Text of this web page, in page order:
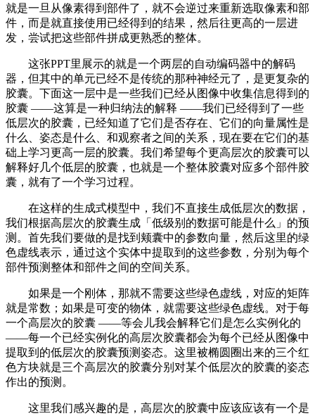
就是一旦从像素得到部件了，就不会逆过来重新选取像素和部
件，而是就直接使用已经得到的结果，然后往更高的一层进
发，尝试把这些部件拼成更熟悉的整体。
这张PPT里展示的就是一个两层的自动编码器中的解码
器，但其中的单元已经不是传统的那种神经元了，是更复杂的
胶囊。下面这一层中是一些我们已经从图像中收集信息得到的
胶囊 ——这算是一种归纳法的解释 ——我们已经得到了一些
低层次的胶囊，已经知道了它们是否存在、它们的向量属性是
什么、姿态是什么、和观察者之间的关系，现在要在它们的基
础上学习更高一层的胶囊。我们希望每个更高层次的胶囊可以
解释好几个低层的胶囊，也就是一个整体胶囊对应多个部件胶
囊，就有了一个学习过程。
在这样的生成式模型中，我们不直接生成低层次的数据，
我们根据高层次的胶囊生成「低级别的数据可能是什么」的预
测。首先我们要做的是找到颊囊中的参数向量，然后这里的绿
色虚线表示，通过这个实体中提取到的这些参数，分别为每个
部件预测整体和部件之间的空间关系。
如果是一个刚体，那就不需要这些绿色虚线，对应的矩阵
就是常数；如果是可变的物体，就需要这些绿色虚线。对于每
一个高层次的胶囊 ——等会儿我会解释它们是怎么实例化的
——每一个已经实例化的高层次胶囊都会为每个已经从图像中
提取到的低层次的胶囊预测姿态。这里被椭圆圈出来的三个红
色方块就是三个高层次的胶囊分别对某个低层次的胶囊的姿态
作出的预测。
这里我们感兴趣的是，高层次的胶囊中应该应该有一个是